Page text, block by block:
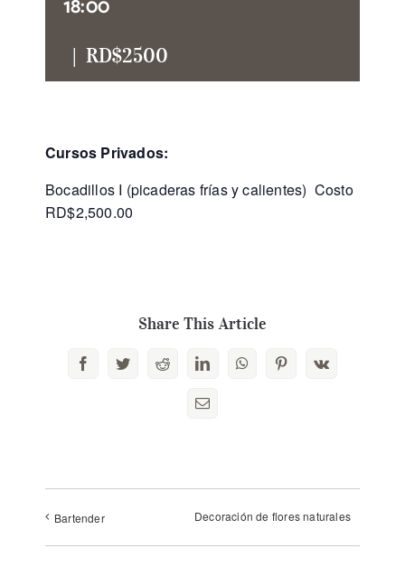
Buscar:
18:00
| RD$2500
Cursos Privados:
Bocadillos I (picaderas frías y calientes) Costo
RD$2,500.00
Share This Article
FacebookTwitterRedditLinkedInWhatsAppPinterestVk
Correo
Bartender Decoración de flores naturales